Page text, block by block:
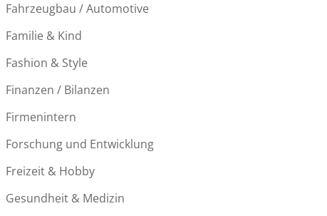
Fahrzeugbau / Automotive
Familie & Kind
Fashion & Style
Finanzen / Bilanzen
Firmenintern
Forschung und Entwicklung
Freizeit & Hobby
Gesundheit & Medizin